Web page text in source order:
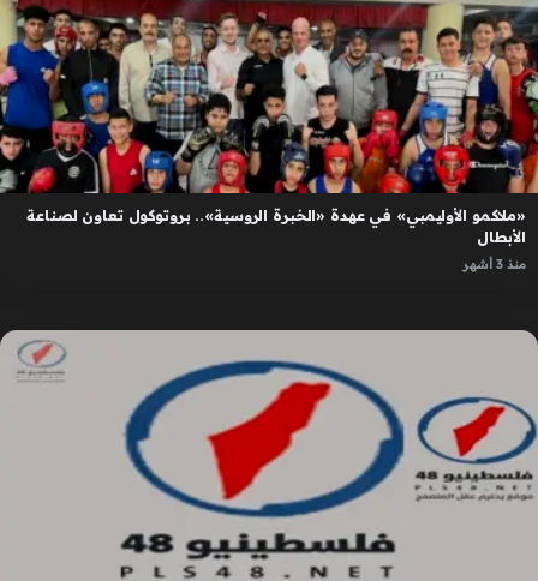
«ملاكمو الأوليمبي» في عهدة «الخبرة الروسية».. بروتوكول تعاون لصناعة
الأبطال
منذ 3 أشهر